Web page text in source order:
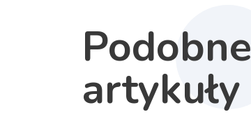
Podobne
artykuły